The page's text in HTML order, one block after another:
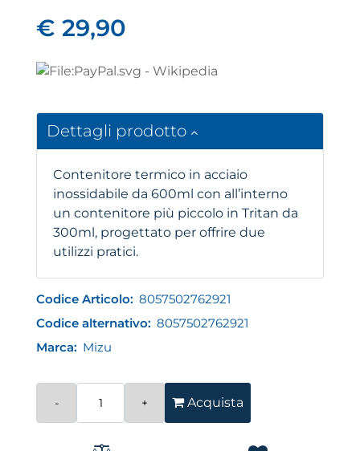
€ 29,90
Dettagli prodotto
Contenitore termico in acciaio
inossidabile da 600ml con all’interno
un contenitore più piccolo in Tritan da
300ml, progettato per offrire due
utilizzi pratici.
Codice Articolo: 8057502762921
Codice alternativo: 8057502762921
Marca: Mizu
Acquista